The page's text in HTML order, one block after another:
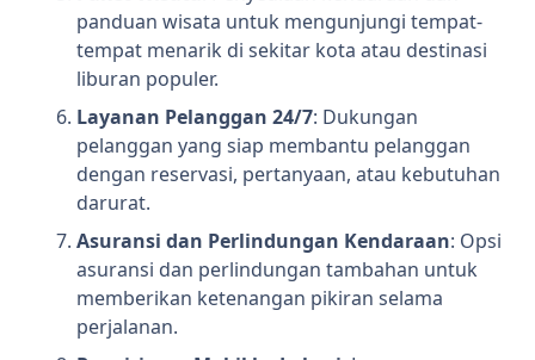
panduan wisata untuk mengunjungi tempat-
tempat menarik di sekitar kota atau destinasi
liburan populer.
Layanan Pelanggan 24/7: Dukungan
pelanggan yang siap membantu pelanggan
dengan reservasi, pertanyaan, atau kebutuhan
darurat.
Asuransi dan Perlindungan Kendaraan: Opsi
asuransi dan perlindungan tambahan untuk
memberikan ketenangan pikiran selama
perjalanan.